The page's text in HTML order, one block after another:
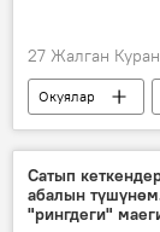
27 Жалган
Окуялар
телефон
Сатып
абалын
"рингдеги"